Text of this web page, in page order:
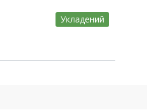
Укладений